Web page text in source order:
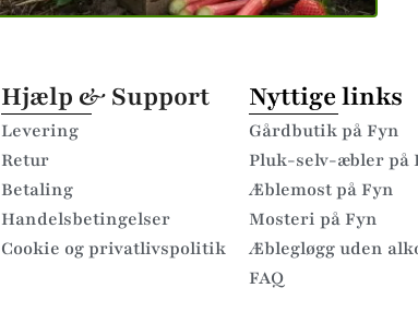
Hjælp & Support
Levering
Retur
Betaling
Handelsbetingelser
Cookie og privatlivspolitik
Nyttige links
Gårdbutik på Fyn
Pluk-selv-æbler på
Æblemost på Fyn
Mosteri på Fyn
Æblegløgg uden
FAQ